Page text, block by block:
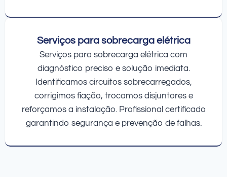
Serviços para sobrecarga elétrica
Serviços para sobrecarga elétrica com
diagnóstico preciso e solução imediata.
Identificamos circuitos sobrecarregados,
corrigimos fiação, trocamos disjuntores e
reforçamos a instalação. Profissional certificado
garantindo segurança e prevenção de falhas.